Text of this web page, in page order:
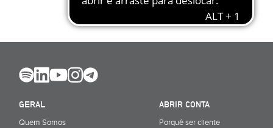
GERAL
Quem Somos
ABRIR CONTA
Porquê ser cliente